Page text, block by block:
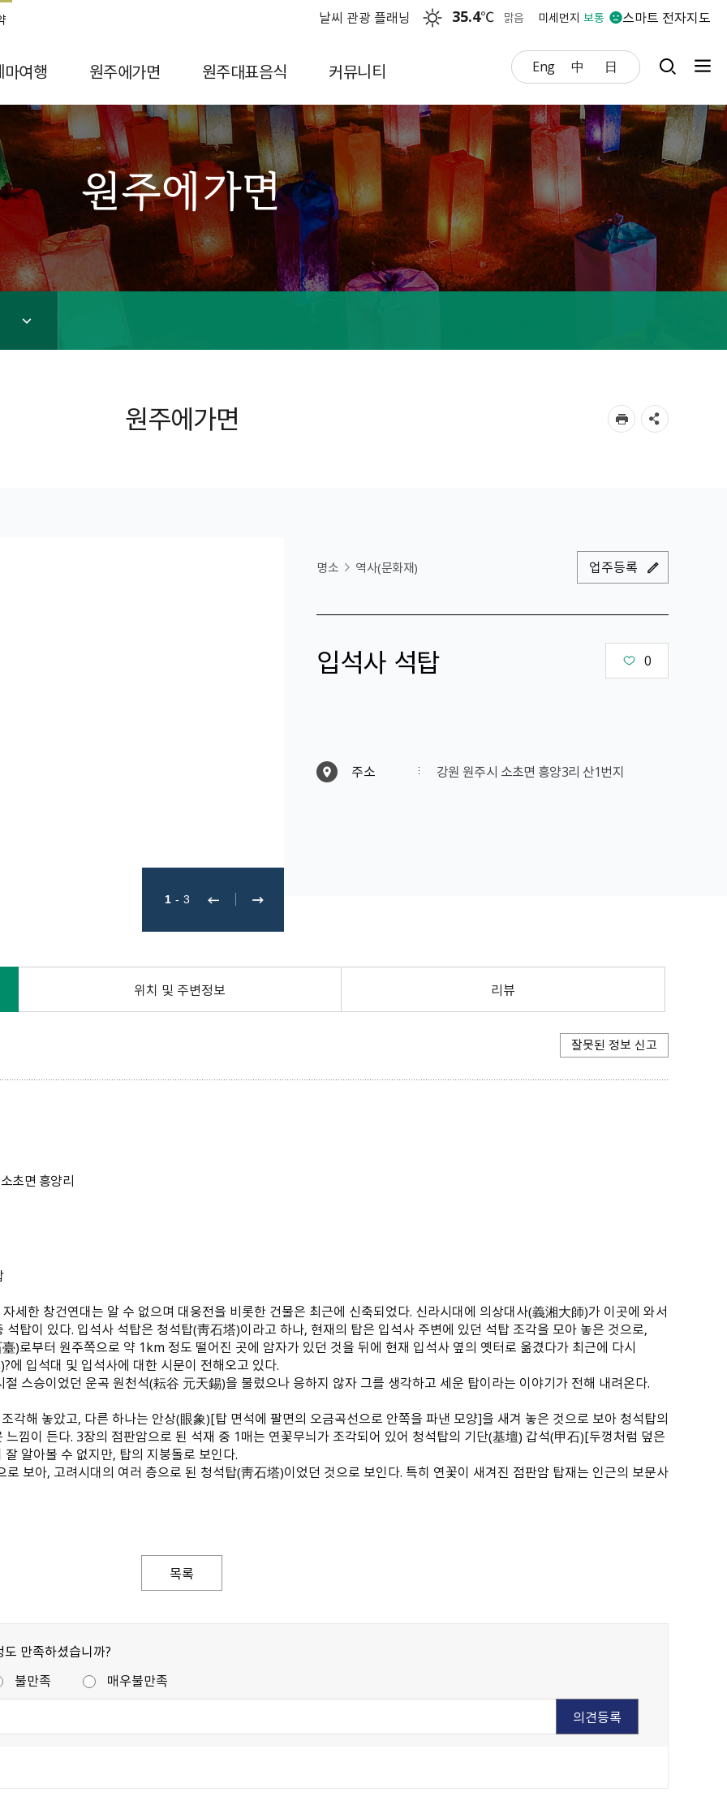
스마트 전자지도
날씨 관광 플래닝 35.4℃ 맑음 미세먼지 보통
Eng 中 日
마여행 원주에가면 원주대표음식 커뮤니티
원주에가면
원주에가면
1 - 3
명소 역사(문화재) 업주등록
입석사 석탑 0
주소 강원 원주시 소초면 흥양3리 산1번지
위치 및 주변정보 리뷰
잘못된 정보 신고
소초면 흥양리
한 창건연대는 알 수 없으며 대웅전을 비롯한 건물은 최근에 신축되었다. 신라시대에 의상대사（義湘大師）가 이곳에 와서
탑이 있다. 입석사 석탑은 청석탑（靑石塔）이라고 하나, 현재의 탑은 입석사 주변에 있던 석탑 조각을 모아 놓은 것으로,
）로부터 원주쪽으로 약 1km 정도 떨어진 곳에 암자가 있던 것을 뒤에 현재 입석사 옆의 옛터로 옮겼다가 최근에 다시
?에 입석대 및 입석사에 대한 시문이 전해오고 있다.
스승이었던 운곡 원천석（耘谷 元天錫）을 불렀으나 응하지 않자 그를 생각하고 세운 탑이라는 이야기가 전해 내려온다.
해 놓았고, 다른 하나는 안상（眼象）[탑 면석에 팔면의 오금곡선으로 안쪽을 파낸 모양]을 새겨 놓은 것으로 보아 청석탑의
이 든다. 3장의 점판암으로 된 석재 중 1매는 연꽃무늬가 조각되어 있어 청석탑의 기단（基壇） 갑석（甲石）[두껑처럼 덮은
알아볼 수 없지만, 탑의 지붕돌로 보인다.
보아, 고려시대의 여러 층으로 된 청석탑（靑石塔）이었던 것으로 보인다. 특히 연꽃이 새겨진 점판암 탑재는 인근의 보문사
목록
만족하셨습니까?
불만족 매우불만족